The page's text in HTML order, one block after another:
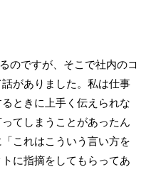
のですが、そこで社内のコ
がありました。私は仕事
ときに上手く伝えられな
てしまうことがあったん
これはこういう言い方を
に指摘をしてもらってあ